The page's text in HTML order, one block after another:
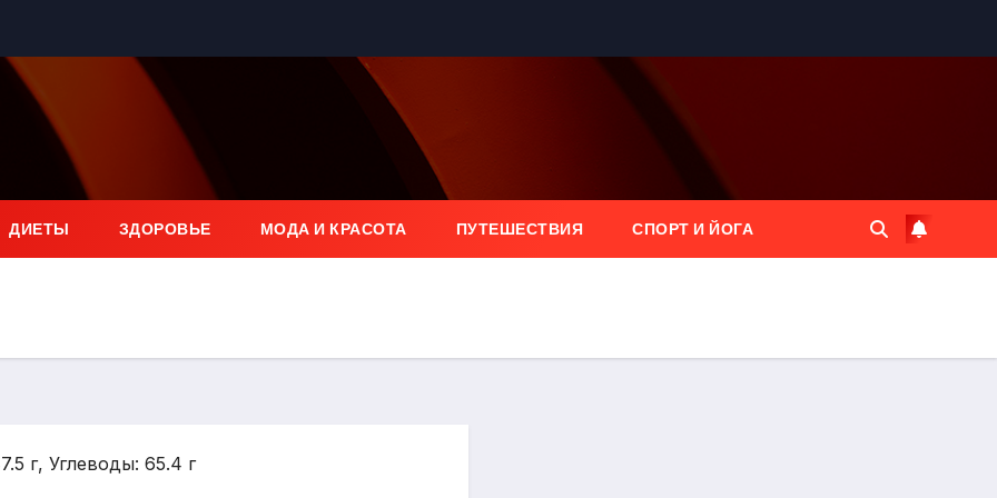
ДИЕТЫ ЗДОРОВЬЕ МОДА И КРАСОТА ПУТЕШЕСТВИЯ СПОРТ И ЙОГА
г, Углеводы: 65.4 г